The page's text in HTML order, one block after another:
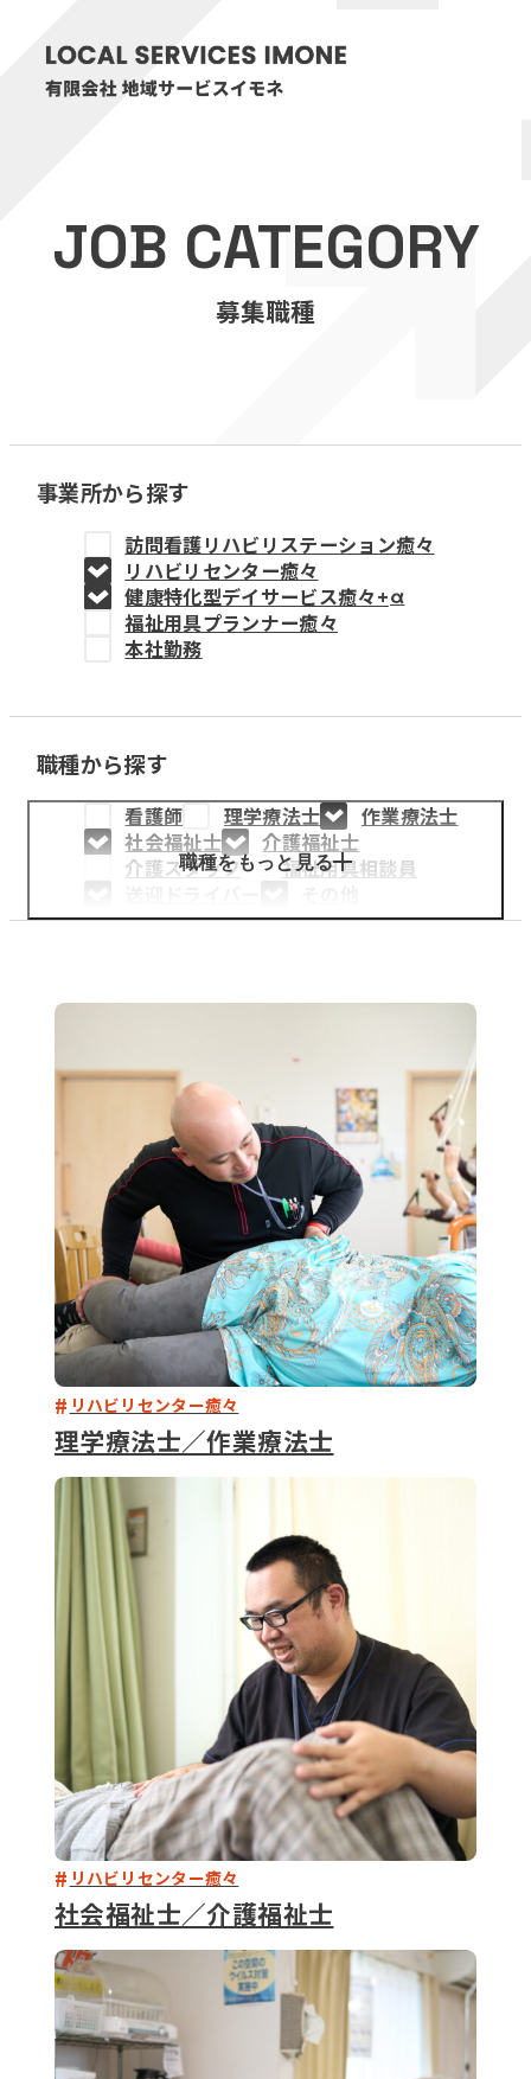
医療・介護事業
訪問看護リハビリステーション癒々
福祉用具プランナー癒々
教育事業
姫路中央こども園
姫路中央保育園
採用情報
医療・介護事業
募集職種
ENTRY 079-
(
JOB CATEGORY
募集職種
事業所から探す
訪問看護リハビリステーション癒々
リハビリセンター癒々
健康特化型デイサービス癒々+α
福祉用具プランナー癒々
本社勤務
職種から探す
看護師 理学療法士
作業療法士
社会福祉士
介護福祉士
介護スタッフ
福祉用具相談員
職種をもっと見る
リハビリセンター癒々
理学療法士／作業療法士
リハビリセンター癒々
社会福祉士／介護福祉士